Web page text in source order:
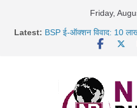
Friday,
Latest: BSP ई-ऑक्शन विवाद: 10
साइबर ठगी पर दुर्ग पुलिस का
गिरफ्तार